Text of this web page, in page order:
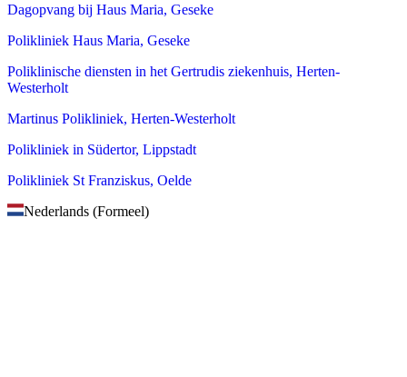
Dagopvang bij Haus Maria, Geseke
Polikliniek Haus Maria, Geseke
Poliklinische diensten in het Gertrudis ziekenhuis, Herten-
Westerholt
Martinus Polikliniek, Herten-Westerholt
Polikliniek in Südertor, Lippstadt
Polikliniek St Franziskus, Oelde
Nederlands (Formeel)